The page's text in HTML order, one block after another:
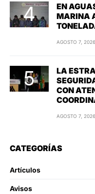
EN
MARINA
AGOSTO 7, 2026
LA
CON
AGOSTO 7, 2026
CATEGORÍAS
Artículos
Avisos